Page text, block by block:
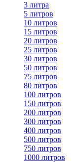
3 литра
5 литров
10 литров
15 литров
20 литров
25 литров
30 литров
50 литров
75 литров
80 литров
100 литров
150 литров
200 литров
300 литров
400 литров
500 литров
750 литров
1000 литров